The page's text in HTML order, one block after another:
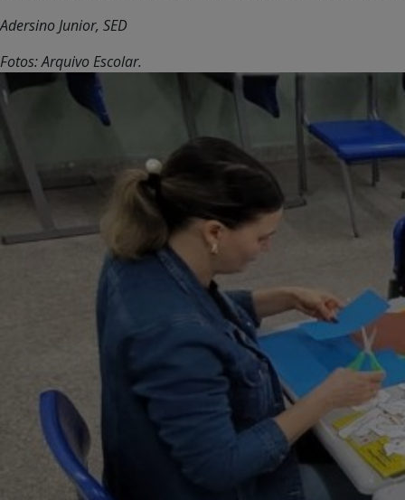
Adersino Junior, SED
Fotos: Arquivo Escolar.